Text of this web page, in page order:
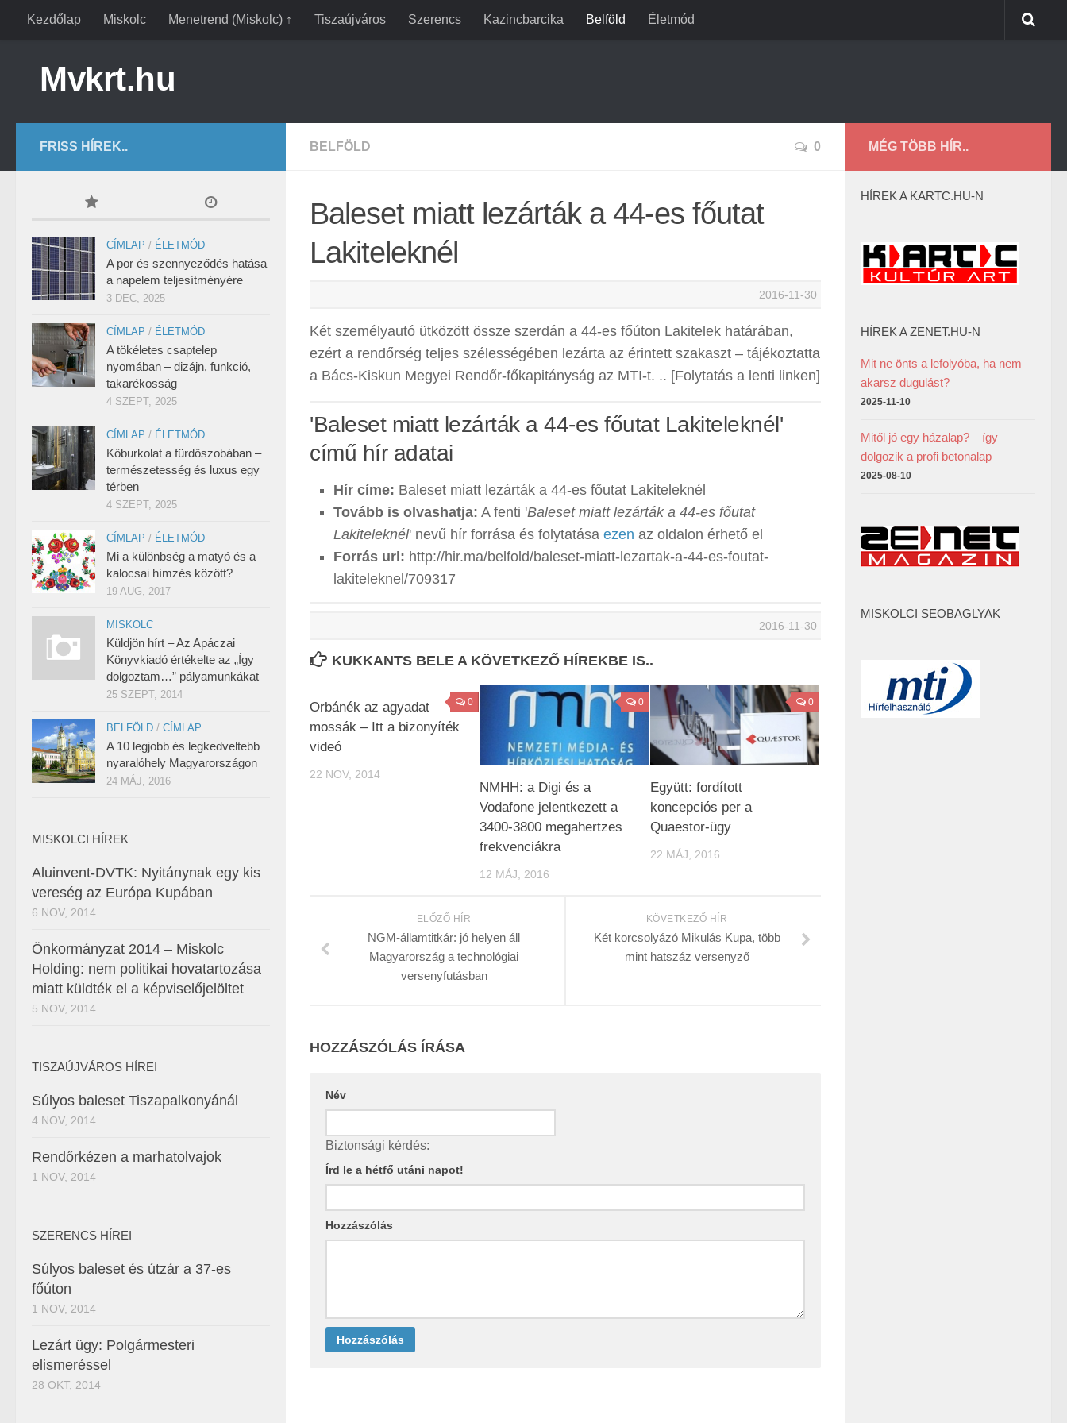
Kezdőlap Miskolc Menetrend (Miskolc) ↑ Tiszaújváros Szerencs Kazincbarcika Belföld Életmód
Mvkrt.hu
BELFÖLD 0
Baleset miatt lezárták a 44-es főutat
Lakiteleknél
2016-11-30
Két személyautó ütközött össze szerdán a 44-es főúton Lakitelek határában,
ezért a rendőrség teljes szélességében lezárta az érintett szakaszt – tájékoztatta
a Bács-Kiskun Megyei Rendőr-főkapitányság az MTI-t. .. [Folytatás a lenti linken]
'Baleset miatt lezárták a 44-es főutat Lakiteleknél'
című hír adatai
Hír címe: Baleset miatt lezárták a 44-es főutat Lakiteleknél
Tovább is olvashatja: A fenti 'Baleset miatt lezárták a 44-es főutat
Lakiteleknél' nevű hír forrása és folytatása ezen az oldalon érhető el
Forrás url: http://hir.ma/belfold/baleset-miatt-lezartak-a-44-es-foutat-
lakiteleknel/709317
2016-11-30
KUKKANTS BELE A KÖVETKEZŐ HÍREKBE IS..
0
Orbánék az agyadat
mossák – Itt a bizonyíték
videó
22 NOV, 2014
0
NMHH: a Digi és a
Vodafone jelentkezett a
3400-3800 megahertzes
frekvenciákra
12 MÁJ, 2016
0
Együtt: fordított
koncepciós per a
Quaestor-ügy
22 MÁJ, 2016
KÖVETKEZŐ HÍR
Két korcsolyázó Mikulás Kupa, több
mint hatszáz versenyző
ELŐZŐ HÍR
NGM-államtitkár: jó helyen áll
Magyarország a technológiai
versenyfutásban
HOZZÁSZÓLÁS ÍRÁSA
Név
Biztonsági kérdés:
Írd le a hétfő utáni napot!
Hozzászólás
FRISS HÍREK..
CÍMLAP / ÉLETMÓD
A por és szennyeződés hatása
a napelem teljesítményére
3 DEC, 2025
CÍMLAP / ÉLETMÓD
A tökéletes csaptelep
nyomában – dizájn, funkció,
takarékosság
4 SZEPT, 2025
CÍMLAP / ÉLETMÓD
Kőburkolat a fürdőszobában –
természetesség és luxus egy
térben
4 SZEPT, 2025
CÍMLAP / ÉLETMÓD
Mi a különbség a matyó és a
kalocsai hímzés között?
19 AUG, 2017
MISKOLC
Küldjön hírt – Az Apáczai
Könyvkiadó értékelte az „Így
dolgoztam…” pályamunkákat
25 SZEPT, 2014
BELFÖLD / CÍMLAP
A 10 legjobb és legkedveltebb
nyaralóhely Magyarországon
24 MÁJ, 2016
MISKOLCI HÍREK
Aluinvent-DVTK: Nyitánynak egy kis
vereség az Európa Kupában
6 NOV, 2014
Önkormányzat 2014 – Miskolc
Holding: nem politikai hovatartozása
miatt küldték el a képviselőjelöltet
5 NOV, 2014
TISZAÚJVÁROS HÍREI
Súlyos baleset Tiszapalkonyánál
4 NOV, 2014
Rendőrkézen a marhatolvajok
1 NOV, 2014
SZERENCS HÍREI
Súlyos baleset és útzár a 37-es
főúton
1 NOV, 2014
Lezárt ügy: Polgármesteri
elismeréssel
28 OKT, 2014
MÉG TÖBB HÍR..
HÍREK A KARTC.HU-N
HÍREK A ZENET.HU-N
Mit ne önts a lefolyóba, ha nem
akarsz dugulást?
2025-11-10
Mitől jó egy házalap? – így
dolgozik a profi betonalap
2025-08-10
MISKOLCI SEOBAGLYAK